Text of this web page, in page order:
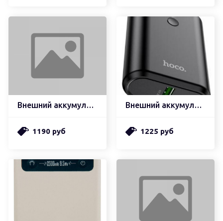
Внешний аккумулятор hoco j71 borealis power bank кабель type-c, 2.0а (10000mah), белый
1190 руб
Внешний аккумулятор hoco q3 mayflower быстрая зарядка qc3.0, pd20, usb-a 18w (10000mah), черный
1225 руб